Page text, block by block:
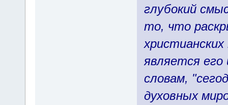
глубокий
то, что
является его
словам,
духовных